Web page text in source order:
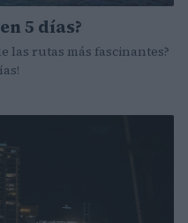
5 días?
las rutas más fascinantes?